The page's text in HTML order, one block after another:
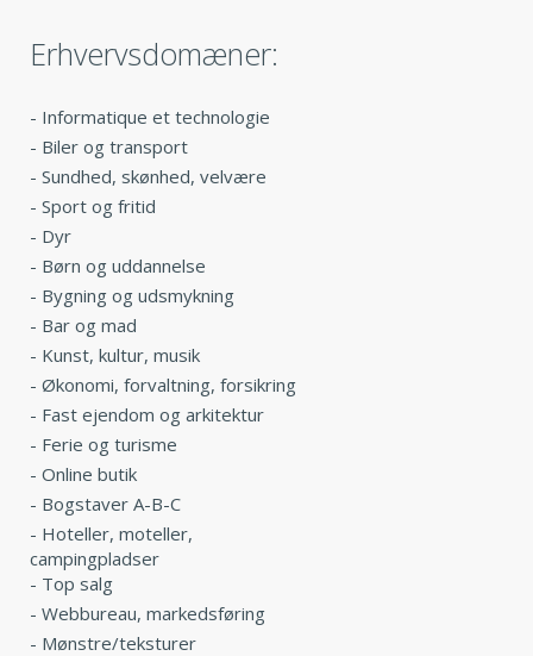
Erhvervsdomæner:
- Informatique et technologie
- Biler og transport
- Sundhed, skønhed, velvære
- Sport og fritid
- Dyr
- Børn og uddannelse
- Bygning og udsmykning
- Bar og mad
- Kunst, kultur, musik
- Økonomi, forvaltning, forsikring
- Fast ejendom og arkitektur
- Ferie og turisme
- Online butik
- Bogstaver A-B-C
- Hoteller, moteller,
campingpladser
- Top salg
- Webbureau, markedsføring
- Mønstre/teksturer